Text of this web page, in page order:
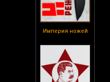
Империя ножей